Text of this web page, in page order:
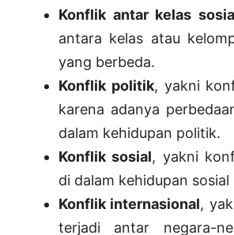
Konflik antar kelas
antara kelas atau
yang berbeda.
Konflik politik, yakni
karena adanya
dalam kehidupan politik.
Konflik sosial, yakni
di dalam kehidupan
Konflik internasional,
terjadi antar negara-